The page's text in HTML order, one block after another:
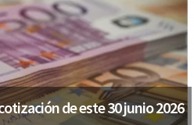
de este 30 junio 2026